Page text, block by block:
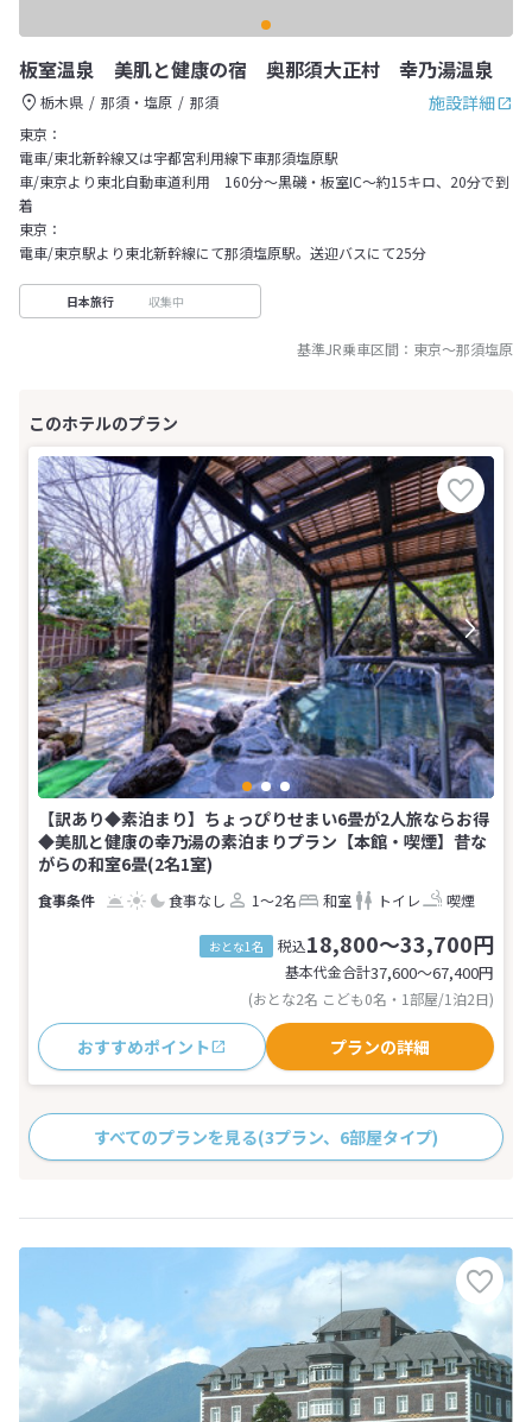
板室温泉 美肌と健康の宿 奥那須大正村 幸乃湯温泉
施設詳細
栃木県 那須・塩原
那須
東京：
電車/東北新幹線又は宇都宮利用線下車那須塩原駅
車/東京より東北自動車道利用 160分～黒磯・板室IC～約15キロ、20分で到
着
東京：
電車/東京駅より東北新幹線にて那須塩原駅。送迎バスにて25分
日本旅行 収集中
基準JR乗車区間： 東京～那須塩原
【訳あり◆素泊まり】ちょっぴりせまい6畳が2人旅ならお得
◆美肌と健康の幸乃湯の素泊まりプラン【本館・喫煙】昔な
がらの和室6畳(2名1室)
食事なし 1～2名 和室 トイレ 喫煙
おとな1名 税込18,800～33,700円
基本代金合計37,600〜67,400円
(おとな2名 こども0名・1部屋/1泊2日)
おすすめポイント プランの詳細
すべてのプランを見る(3プラン、6部屋タイプ)